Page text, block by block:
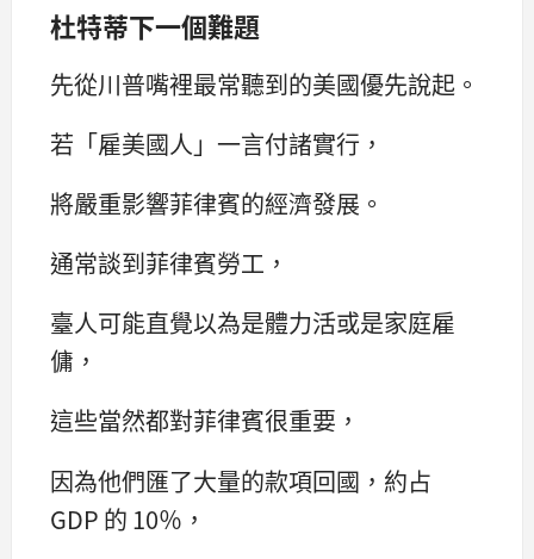
杜特蒂下一個難題
先從川普嘴裡最常聽到的美國優先說起。
若「雇美國人」一言付諸實行，
將嚴重影響菲律賓的經濟發展。
通常談到菲律賓勞工，
臺人可能直覺以為是體力活或是家庭雇
傭，
這些當然都對菲律賓很重要，
因為他們匯了大量的款項回國，約占
GDP 的 10％，